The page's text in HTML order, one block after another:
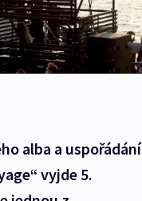
alba a uspořádání
vyjde 5.